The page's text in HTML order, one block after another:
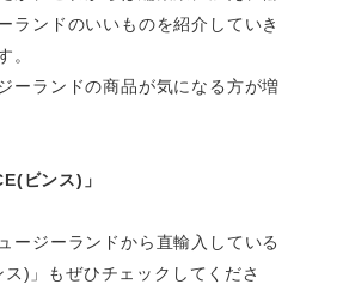
ランドのいいものを紹介していき
。
ーランドの商品が気になる方が増
ビンス) 」
ージーランドから直輸入している
ス) 」もぜひチェックしてくださ